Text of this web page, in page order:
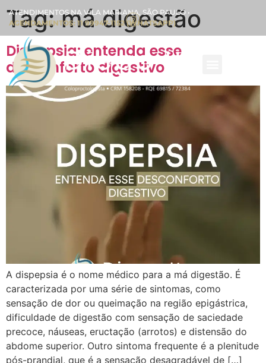
ATENDIMENTOS NA VILA MARIANA, SÃO PAULO •
AGENDAMENTOS: 11 99947-1152 (WHATSAPP)
Tag:má digestão
Dispepsia: entenda esse
desconforto digestivo
A dispepsia é o nome médico para a má digestão. É
caracterizada por uma série de sintomas, como
sensação de dor ou queimação na região epigástrica,
dificuldade de digestão com sensação de saciedade
precoce, náuseas, eructação (arrotos) e distensão do
abdome superior. Outro sintoma frequente é a plenitude
pós-prandial, que é a sensação desagradável de […]